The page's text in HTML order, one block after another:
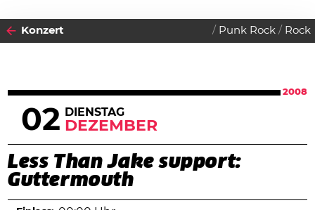
Konzert Punk Rock Rock
2008
02 DIENSTAG
DEZEMBER
Less Than Jake support:
Guttermouth